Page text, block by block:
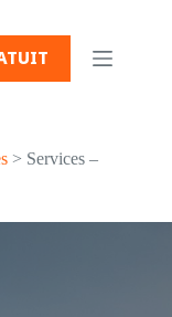
> Services –